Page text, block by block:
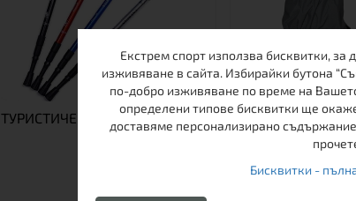
ТУРИСТИЧЕСКА ЩЕКА ENERGIA
CORK
ЛЕТНИ ГЕТИ
Екстрем спорт използва бисквитки,
изживяване в сайта. Избирайки бутона
по-добро изживяване по време на
определени типове бисквитки ще
доставяме персонализирано
Бисквитки -